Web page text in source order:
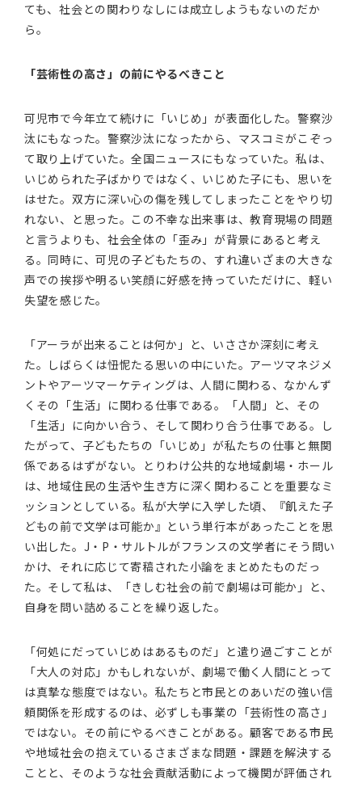
ても、社会との関わりなしには成立しようもないのだか
ら。
「芸術性の高さ」の前にやるべきこと
可児市で今年立て続けに「いじめ」が表面化した。警察沙
汰にもなった。警察沙汰になったから、マスコミがこぞっ
て取り上げていた。全国ニュースにもなっていた。私は、
いじめられた子ばかりではなく、いじめた子にも、思いを
はせた。双方に深い心の傷を残してしまったことをやり切
れない、と思った。この不幸な出来事は、教育現場の問題
と言うよりも、社会全体の「歪み」が背景にあると考え
る。同時に、可児の子どもたちの、すれ違いざまの大きな
声での挨拶や明るい笑顔に好感を持っていただけに、軽い
失望を感じた。
「アーラが出来ることは何か」と、いささか深刻に考え
た。しばらくは忸怩たる思いの中にいた。アーツマネジメ
ントやアーツマーケティングは、人間に関わる、なかんず
くその「生活」に関わる仕事である。「人間」と、その
「生活」に向かい合う、そして関わり合う仕事である。し
たがって、子どもたちの「いじめ」が私たちの仕事と無関
係であるはずがない。とりわけ公共的な地域劇場・ホール
は、地域住民の生活や生き方に深く関わることを重要なミ
ッションとしている。私が大学に入学した頃、『飢えた子
どもの前で文学は可能か』という単行本があったことを思
い出した。J・P・サルトルがフランスの文学者にそう問い
かけ、それに応じて寄稿された小論をまとめたものだっ
た。そして私は、「きしむ社会の前で劇場は可能か」と、
自身を問い詰めることを繰り返した。
「何処にだっていじめはあるものだ」と遣り過ごすことが
「大人の対応」かもしれないが、劇場で働く人間にとって
は真摯な態度ではない。私たちと市民とのあいだの強い信
頼関係を形成するのは、必ずしも事業の「芸術性の高さ」
ではない。その前にやるべきことがある。顧客である市民
や地域社会の抱えているさまざまな問題・課題を解決する
ことと、そのような社会貢献活動によって機関が評価され